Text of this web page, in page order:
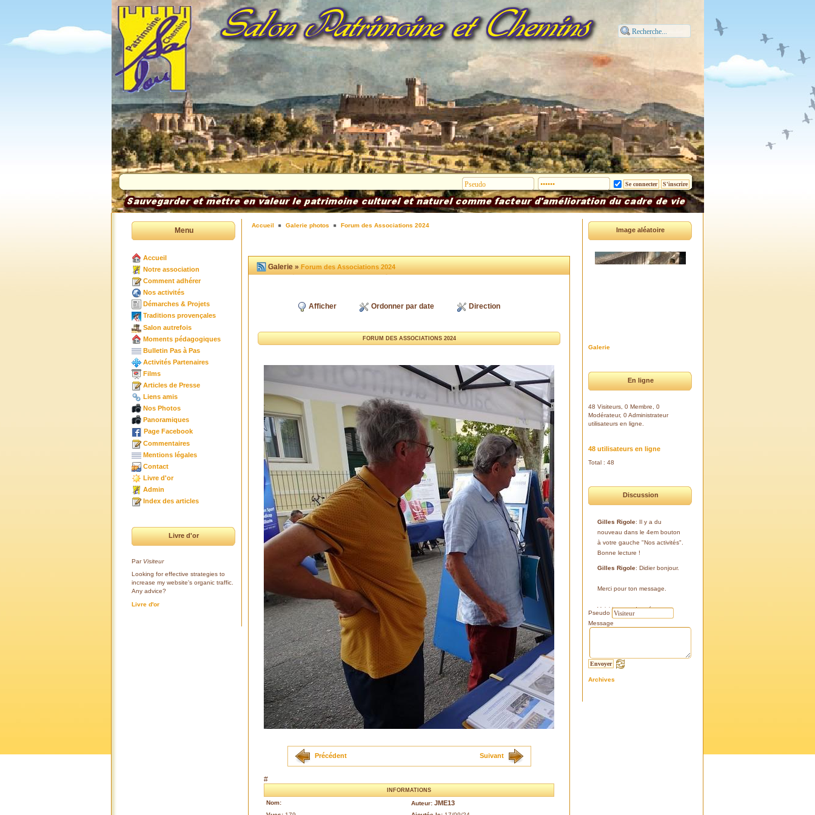
Menu
Accueil
Notre association
Comment adhérer
Nos activités
Démarches & Projets
Traditions provençales
Salon autrefois
Moments pédagogiques
Bulletin Pas à Pas
Activités Partenaires
Films
Articles de Presse
Liens amis
Nos Photos
Panoramiques
Page Facebook
Commentaires
Mentions légales
Contact
Livre d'or
Admin
Index des articles
Livre d'or
Par Visiteur
Looking for effective strategies to
increase my website's organic traffic.
Any advice?
Livre d'or
Image aléatoire
Galerie
En ligne
48 Visiteurs, 0 Membre, 0
Modérateur, 0 Administrateur
utilisateurs en ligne.
48 utilisateurs en ligne
Total : 48
Discussion
Gilles Rigole: Il y a du
nouveau dans le 4em bouton
à votre gauche "Nos activités".
Bonne lecture !
Gilles Rigole: Didier bonjour.
Merci pour ton message.
Voici les coordonnées:
43°38'48'' N
Si tu le peux, le veux, notre
l'Eissame, fait une sortie le
Pseudo
Message
Archives
Accueil Galerie photos Forum des Associations 2024
Galerie »Forum des Associations 2024
Afficher Ordonner par date Direction
FORUM DES ASSOCIATIONS 2024
Précédent Suivant
#
INFORMATIONS
Nom: Auteur: JME13